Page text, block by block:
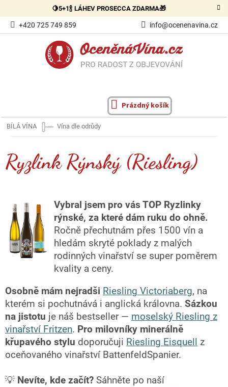
obsah
🍋5+1🍾 LÁHEV PROSECCA ZDARMA🎁
+420 725 749 859 info@ocenenavina.cz
NÁKUPNÍ
Prázdný košík
BÍLÁ VÍNA Vína dle odrůdy
Ryzlink Rýnský (Riesling)
Vybral jsem pro vás TOP Ryzlinky
rýnské, za které dám ruku do ohně.
Ročně přechutnám přes 1500 vín a
hledám skryté poklady z malých
rodinných vinařství se super poměrem
kvality a ceny.
Osobně mám nejradši Riesling Victoriaberg, na
kterém si pochutnává i anglická královna. Sázkou
na jistotu je náš bestseller — moselský Riesling z
vinařství Fritzen. Pro milovníky minerálně
křupavého stylu doporučuji Riesling Eisquell
z
oceňovaného vinařství BattenfeldSpanier.
💡 Nevíte, kde začít? Sáhněte po naší